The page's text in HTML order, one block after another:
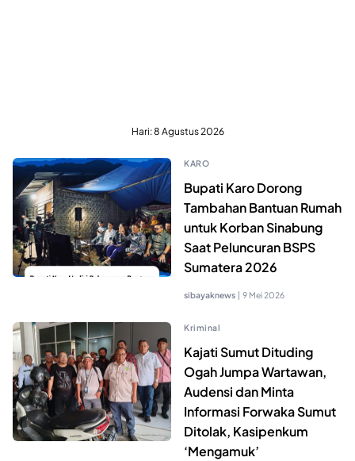
Hari:8 Agustus 2026
KARO
Bupati Karo Dorong
Tambahan Bantuan Rumah
untuk Korban Sinabung
Saat Peluncuran BSPS
Sumatera 2026
sibayaknews | 9 Mei 2026
Kriminal
Kajati Sumut Dituding
Ogah Jumpa Wartawan,
Audensi dan Minta
Informasi Forwaka Sumut
Ditolak, Kasipenkum
‘Mengamuk’